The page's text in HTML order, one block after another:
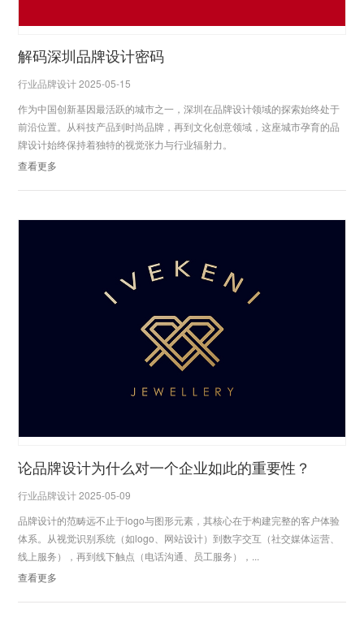
解码深圳品牌设计密码
行业品牌设计 2025-05-15
作为中国创新基因最活跃的城市之一，深圳在品牌设计领域的探索始终处于
前沿位置。从科技产品到时尚品牌，再到文化创意领域，这座城市孕育的品
牌设计始终保持着独特的视觉张力与行业辐射力。
查看更多
论品牌设计为什么对一个企业如此的重要性？
行业品牌设计 2025-05-09
品牌设计的范畴远不止于logo与图形元素，其核心在于构建完整的客户体验
体系。从视觉识别系统（如logo、网站设计）到数字交互（社交媒体运营、
线上服务），再到线下触点（电话沟通、员工服务），...
查看更多